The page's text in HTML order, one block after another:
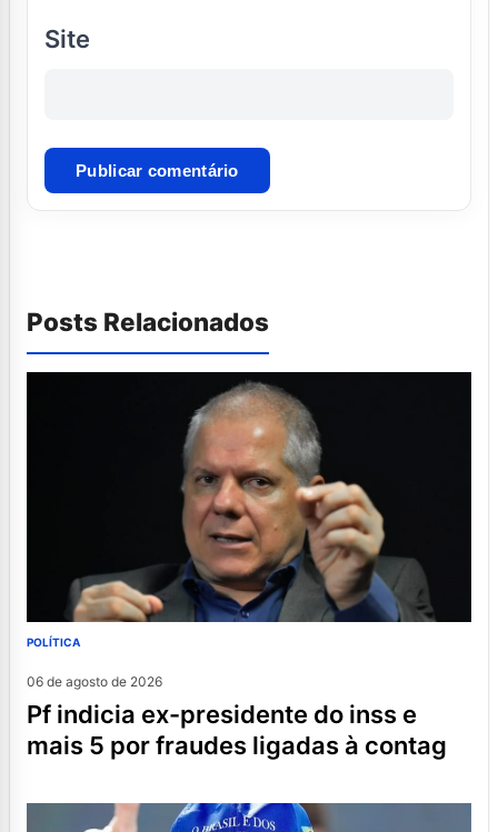
Site
Posts Relacionados
POLÍTICA
06 de agosto de 2026
pf indicia ex-presidente do inss e
mais 5 por fraudes ligadas à contag